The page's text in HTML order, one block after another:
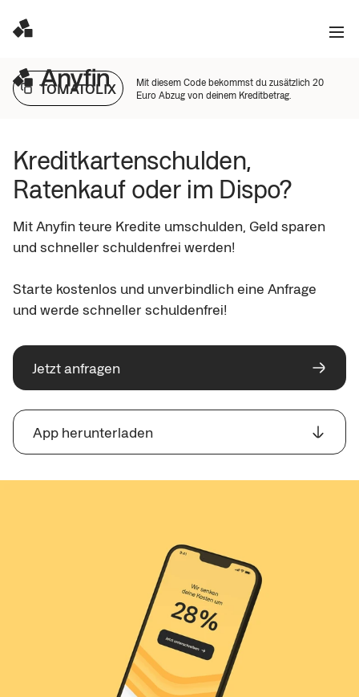
TOMATOLIX
Mit diesem Code bekommst du zusätzlich 20
Euro Abzug von deinem Kreditbetrag.
Kreditkartenschulden,
Ratenkauf oder im Dispo?
Mit Anyfin teure Kredite umschulden, Geld sparen
und schneller schuldenfrei werden!
Starte kostenlos und unverbindlich eine Anfrage
und werde schneller schuldenfrei!
Jetzt anfragen
App herunterladen